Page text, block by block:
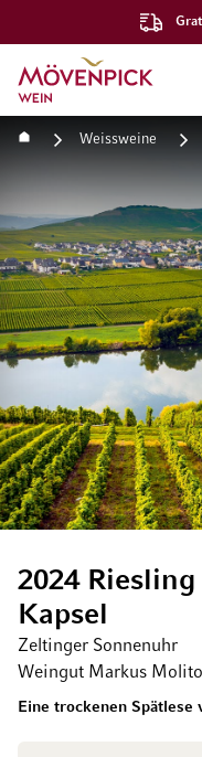
Zur Startseite
Startseite Weissweine
2024
Kapsel
Zeltinger Sonnenuhr
Weingut Markus
Eine trockenen Spätlese